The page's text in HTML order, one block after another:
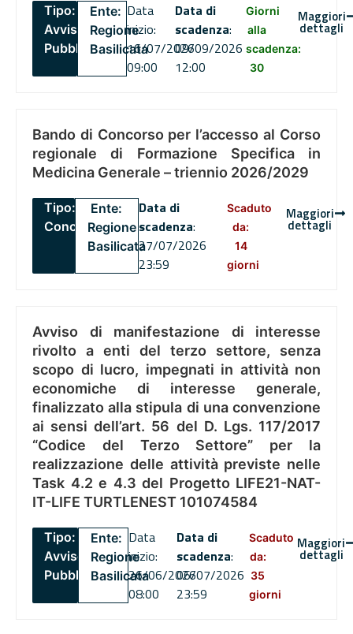
Tipo:
Avviso
Pubblico
Ente:
Regione
Basilicata
Data
inizio:
16/07/2026
09:00
Data di
scadenza:
09/09/2026
12:00
Giorni
alla
scadenza:
30
Maggiori
dettagli
Bando di Concorso per l’accesso al Corso
regionale di Formazione Specifica in
Medicina Generale – triennio 2026/2029
Tipo:
Concorsi
Ente:
Regione
Basilicata
Data di
scadenza:
27/07/2026
23:59
Scaduto
da:
14
giorni
Maggiori
dettagli
Avviso di manifestazione di interesse
rivolto a enti del terzo settore, senza
scopo di lucro, impegnati in attività non
economiche di interesse generale,
finalizzato alla stipula di una convenzione
ai sensi dell’art. 56 del D. Lgs. 117/2017
“Codice del Terzo Settore” per la
realizzazione delle attività previste nelle
Task 4.2 e 4.3 del Progetto LIFE21-NAT-
IT-LIFE TURTLENEST 101074584
Tipo:
Avviso
Pubblico
Ente:
Regione
Basilicata
Data
inizio:
26/06/2026
08:00
Data di
scadenza:
06/07/2026
23:59
Scaduto
da:
35
giorni
Maggiori
dettagli